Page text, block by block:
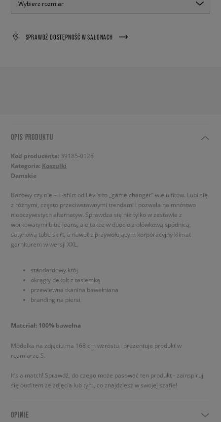
Wybierz rozmiar
SPRAWDŹ DOSTĘPNOŚĆ W SALONACH
OPIS PRODUKTU
Kod producenta: 39185-0128
Kategoria: Koszulki
Damskie
Bazowy czy nie – T-shirt od Levi’s to „game changer” wielu fitów. Lubi się
z różnymi, często przeciwstawnymi trendami i pozwala na mnóstwo
nieoczywistych alternatyw. Sprawdza się nie tylko w zestawie z
workowatymi blue jeans, ale także w duecie z ołówkową spódnicą,
satynową tube skirt, a nawet z przywołującym korporacyjny klimat
garniturem w wersji XXL.
standardowy krój
okrągły dekolt z tasiemką
przewiewna tkanina bawełniana
branding na piersi
Materiał: 100% bawełna
Modelka na zdjęciu ma 168 cm wzrostu i prezentuje produkt w
rozmiarze S.
It’s a match! Sprawdź, do czego może pasować ten produkt - zainspiruj
się outfitem ze zdjęcia lub tym, co znajdziesz w swojej szafie!
OPINIE